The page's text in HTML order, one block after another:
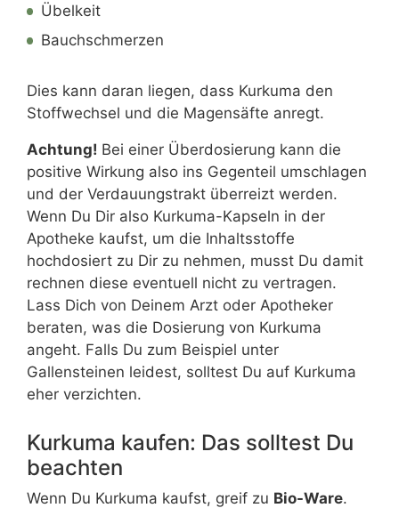
Übelkeit
Bauchschmerzen
Dies kann daran liegen, dass Kurkuma den
Stoffwechsel und die Magensäfte anregt.
Achtung! Bei einer Überdosierung kann die
positive Wirkung also ins Gegenteil umschlagen
und der Verdauungstrakt überreizt werden.
Wenn Du Dir also Kurkuma-Kapseln in der
Apotheke kaufst, um die Inhaltsstoffe
hochdosiert zu Dir zu nehmen, musst Du damit
rechnen diese eventuell nicht zu vertragen.
Lass Dich von Deinem Arzt oder Apotheker
beraten, was die Dosierung von Kurkuma
angeht. Falls Du zum Beispiel unter
Gallensteinen leidest, solltest Du auf Kurkuma
eher verzichten.
Kurkuma kaufen: Das solltest Du
beachten
Wenn Du Kurkuma kaufst, greif zu Bio-Ware.